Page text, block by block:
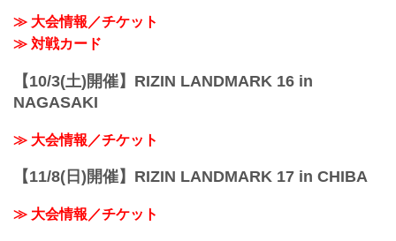
≫ 大会情報／チケット
≫ 対戦カード
【10/3(土)開催】RIZIN LANDMARK 16 in
NAGASAKI
≫ 大会情報／チケット
【11/8(日)開催】RIZIN LANDMARK 17 in CHIBA
≫ 大会情報／チケット